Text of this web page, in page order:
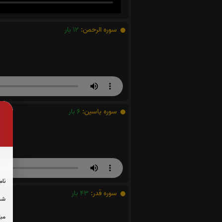
سوره الرحمن: 12 بار
سوره یاسین: 6 بار
سوره قدر: 43 بار